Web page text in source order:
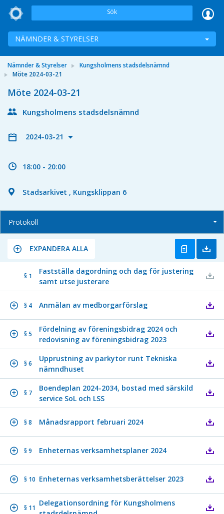
Sök
NÄMNDER & STYRELSER
Nämnder & Styrelser
Kungsholmens stadsdelsnämnd
Möte 2024-03-21
Möte 2024-03-21
Kungsholmens stadsdelsnämnd
2024-03-21
18:00 - 20:00
Stadsarkivet , Kungsklippan 6
Protokoll
EXPANDERA ALLA
§ 1
Fastställa dagordning och dag för justering
samt utse justerare
§ 4 Anmälan av medborgarförslag
§ 5
Fördelning av föreningsbidrag 2024 och
redovisning av föreningsbidrag 2023
§ 6
Upprustning av parkytor runt Tekniska
nämndhuset
§ 7
Boendeplan 2024-2034, bostad med särskild
service SoL och LSS
§ 8 Månadsrapport februari 2024
§ 9 Enheternas verksamhetsplaner 2024
§ 10 Enheternas verksamhetsberättelser 2023
§ 11
Delegationsordning för Kungsholmens